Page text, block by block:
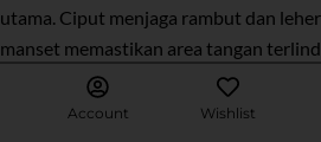
utama. Ciput menjaga rambut dan
manset memastikan area tangan
sementaralegging
menjaga area kaki
atau ketika sedang duduk.
Account Wishlist